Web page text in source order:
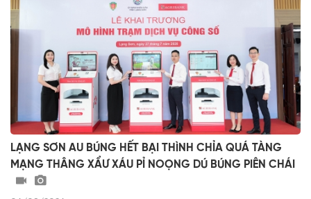
LẠNG SƠN AU BÚNG HẾT BẠI THÌNH CHỈA QUÁ TÀNG
MẠNG THÂNG XẨƯ XÁU PỈ NOỌNG DÚ BÚNG PIÊN CHÁI